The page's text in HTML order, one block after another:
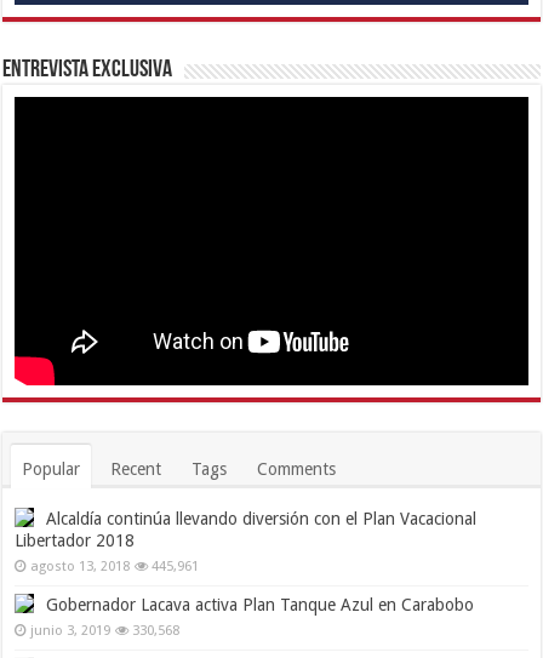
Entrevista Exclusiva
Popular Recent Tags Comments
Alcaldía continúa llevando diversión con el Plan Vacacional
Libertador 2018
agosto 13, 2018 445,961
Gobernador Lacava activa Plan Tanque Azul en Carabobo
junio 3, 2019 330,568